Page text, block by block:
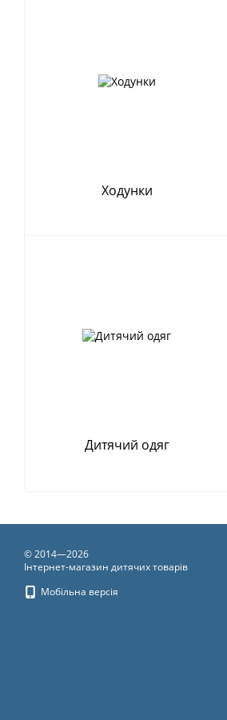
Ходунки
Дитячий одяг
© 2014—2026
Інтернет-магазин дитячих товарів
Мобільна версія